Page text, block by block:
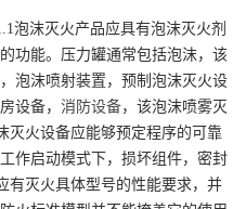
泡沫灭火产品应具有泡沫灭火剂
功能。压力罐通常包括泡沫，该
泡沫喷射装置，预制泡沫灭火设
设备，消防设备，该泡沫喷雾灭
灭火设备应能够预定程序的可靠
作启动模式下，损坏组件，密封
有灭火具体型号的性能要求，并